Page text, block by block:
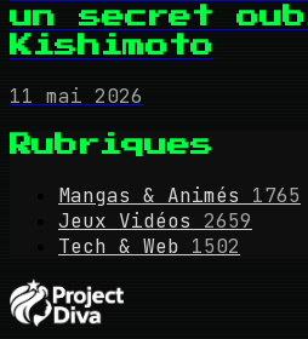
un secret
Kishimoto
11 mai 2026
Rubriques
Mangas & Animés
1765
Jeux Vidéos
2659
Tech & Web 1502